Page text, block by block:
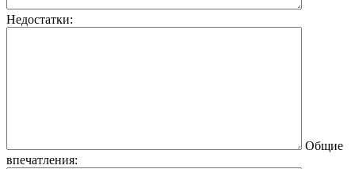
Недостатки:
Общие
впечатления: